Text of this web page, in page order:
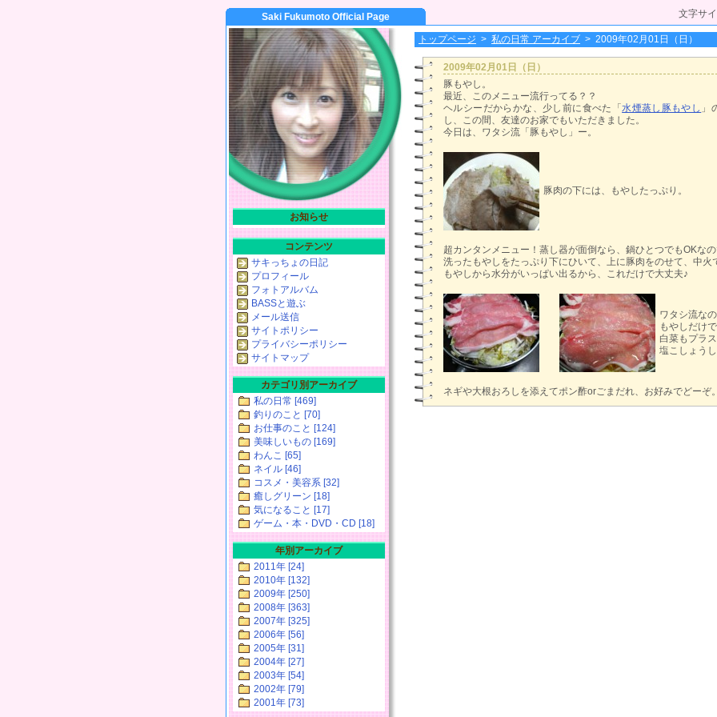
Saki Fukumoto Official Page 文字サ
トップページ > 私の日常 アーカイブ > 2009年02月01日（日）
2009年02月01日（日）
豚もやし。
最近、このメニュー流行ってる？？
ヘルシーだからかな、少し前に食べた「水煙蒸し豚もやし 」
し、この間、友達のお家でもいただきました。
今日は、ワタシ流「豚もやし」ー。
豚肉の下には、もやしたっぷり。
超カンタンメニュー！蒸し器が面倒なら、鍋ひとつでもOKな
洗ったもやしをたっぷり下にひいて、上に豚肉をのせて、中火
もやしから水分がいっぱい出るから、これだけで大丈夫♪
ワタシ流な
もやしだけ
白菜もプラ
塩こしょう
ネギや大根おろしを添えてポン酢orごまだれ、お好みでどーぞ
お知らせ
コンテンツ
サキっちょの日記
プロフィール
フォトアルバム
BASSと遊ぶ
メール送信
サイトポリシー
プライバシーポリシー
サイトマップ
カテゴリ別アーカイブ
私の日常 [469]
釣りのこと [70]
お仕事のこと [124]
美味しいもの [169]
わんこ [65]
ネイル [46]
コスメ・美容系 [32]
癒しグリーン [18]
気になること [17]
ゲーム・本・DVD・CD [18]
年別アーカイブ
2011年 [24]
2010年 [132]
2009年 [250]
2008年 [363]
2007年 [325]
2006年 [56]
2005年 [31]
2004年 [27]
2003年 [54]
2002年 [79]
2001年 [73]